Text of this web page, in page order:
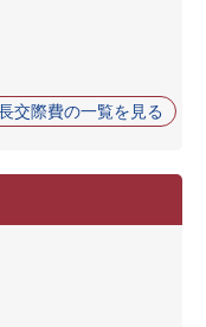
交際費の一覧を見る